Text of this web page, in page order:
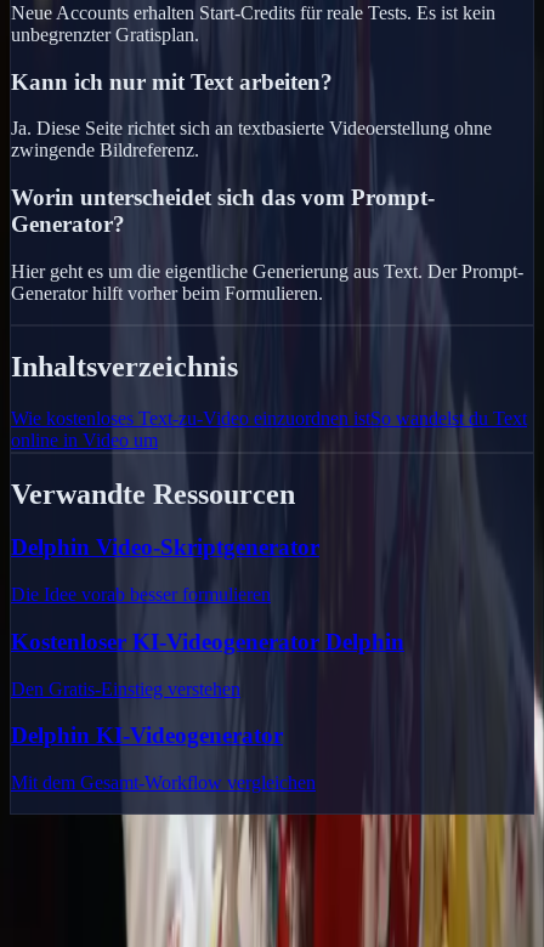
Neue Accounts erhalten Start-Credits für reale Tests. Es ist kein
unbegrenzter Gratisplan.
Kann ich nur mit Text arbeiten?
Ja. Diese Seite richtet sich an textbasierte Videoerstellung ohne
zwingende Bildreferenz.
Worin unterscheidet sich das vom Prompt-
Generator?
Hier geht es um die eigentliche Generierung aus Text. Der Prompt-
Generator hilft vorher beim Formulieren.
Inhaltsverzeichnis
Wie kostenloses Text-zu-Video einzuordnen istSo wandelst du Text
online in Video um
Verwandte Ressourcen
Delphin Video-Skriptgenerator
Die Idee vorab besser formulieren
Kostenloser KI-Videogenerator Delphin
Den Gratis-Einstieg verstehen
Delphin KI-Videogenerator
Mit dem Gesamt-Workflow vergleichen
Entdecke Delphin-inspirierte Workflows für KI-Videogenerierung,
Bild-Prompts, Galerie-Recherche und Prompt-Writing.